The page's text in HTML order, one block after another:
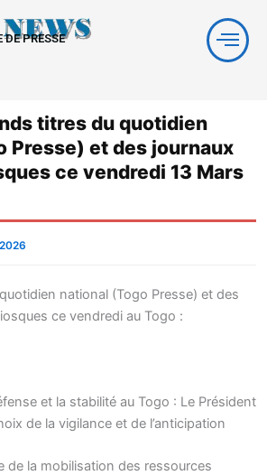
DE PRESSE
titres du quotidien
Presse) et des journaux
ce vendredi 13 Mars
national (Togo Presse) et des
ce vendredi au Togo :
et la stabilité au Togo : Le Président
de la vigilance et de l’anticipation
de la mobilisation des ressources